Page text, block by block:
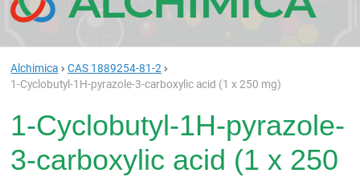
Alchimica
CAS 1889254-81-2
1-Cyclobutyl-1H-pyrazole-3-carboxylic acid (1 x 250 mg)
1-Cyclobutyl-1H-pyrazole-
3-carboxylic acid (1 x 250